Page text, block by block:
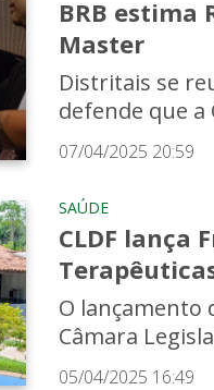
BRB estima
Master
Distritais se
defende que a
07/04/2025 20:59
SAÚDE
CLDF lança
O lançamento
Câmara
05/04/2025 16:49